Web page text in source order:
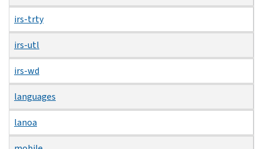
irs-trty
irs-utl
irs-wd
languages
lanoa